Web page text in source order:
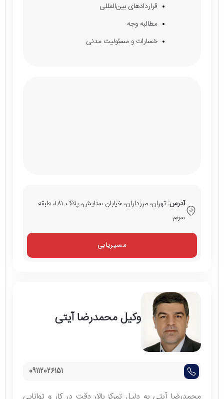
قراردادهای بین‌المللی
مطالبه وجه
خسارات و مسئولیت مدنی
آدرس:
تهران، مرزداران، خیابان ستایش، پلاک ۱۸۱، طبقه
سوم
مسیریابی
وکیل محمدرضا آیتی
09112026151